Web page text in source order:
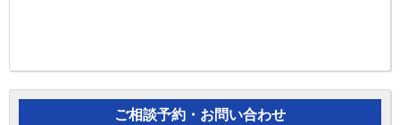
ご相談予約・お問い合わせ